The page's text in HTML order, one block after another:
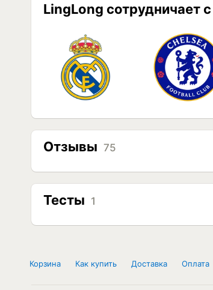
LingLong сотрудничает с
Отзывы 75
Тесты 1
Корзина Как купить Доставка Оплата